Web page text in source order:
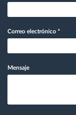
Correo electrónico *
Mensaje